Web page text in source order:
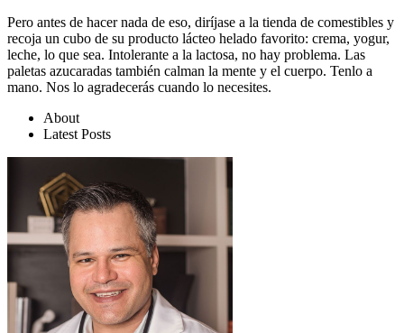
Pero antes de hacer nada de eso, diríjase a la tienda de comestibles y
recoja un cubo de su producto lácteo helado favorito: crema, yogur,
leche, lo que sea. Intolerante a la lactosa, no hay problema. Las
paletas azucaradas también calman la mente y el cuerpo. Tenlo a
mano. Nos lo agradecerás cuando lo necesites.
About
Latest Posts